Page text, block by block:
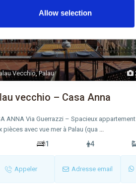
Allow selection
Vecchio,Palau
vecchio – Casa Anna
ANNA Via Guerrazzi – Spacieux appartement
pièces avec vue mer à Palau (qua ...
1 4
Appeler Adresse email